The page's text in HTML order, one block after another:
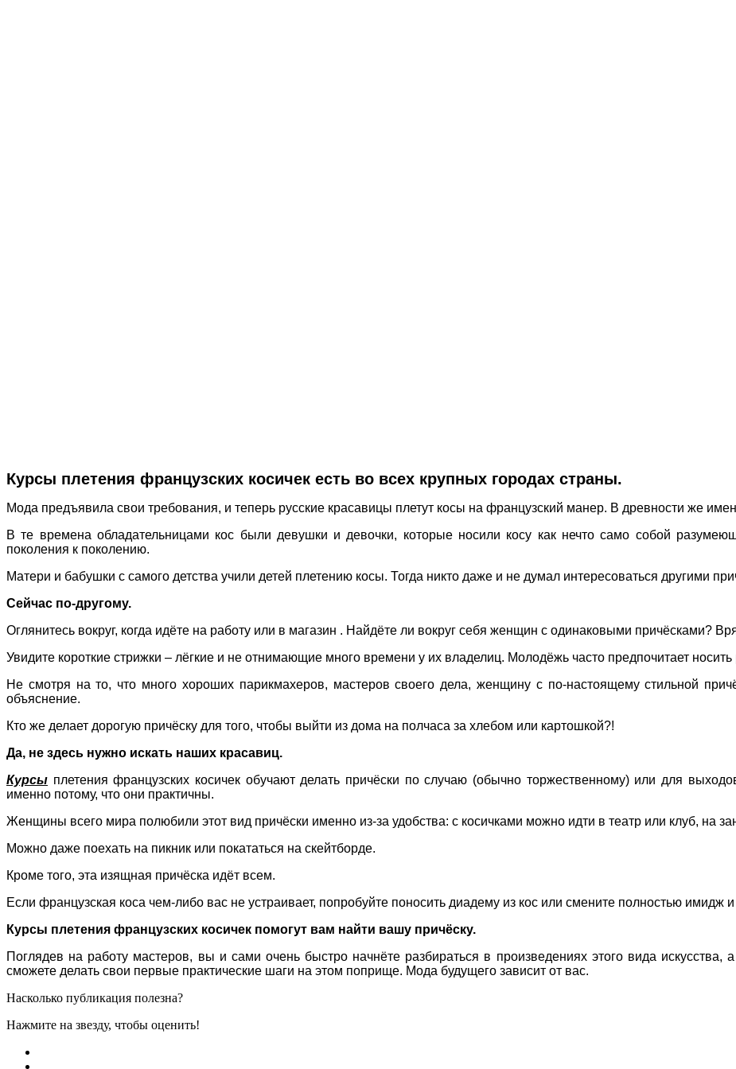
Курсы плетения французских косичек есть во всех крупных городах страны.
Мода предъявила свои требования, и теперь русские красавицы плетут косы на французский манер. В древности же
В те времена обладательницами кос были девушки и девочки, которые носили косу как нечто само собой
поколения к поколению.
Матери и бабушки с самого детства учили детей плетению косы. Тогда никто даже и не думал интересоваться другими
Сейчас по-другому.
Оглянитесь вокруг, когда идёте на работу или в магазин . Найдёте ли вокруг себя женщин с одинаковыми причёсками?
Увидите короткие стрижки – лёгкие и не отнимающие много времени у их владелиц. Молодёжь часто предпочитает
Не смотря на то, что много хороших парикмахеров, мастеров своего дела, женщину с по-настоящему стильной
объяснение.
Кто же делает дорогую причёску для того, чтобы выйти из дома на полчаса за хлебом или картошкой?!
Да, не здесь нужно искать наших красавиц.
Курсы плетения французских косичек обучают делать причёски по случаю (обычно торжественному) или для
именно потому, что они практичны.
Женщины всего мира полюбили этот вид причёски именно из-за удобства: с косичками можно идти в театр или клуб, на
Можно даже поехать на пикник или покататься на скейтборде.
Кроме того, эта изящная причёска идёт всем.
Если французская коса чем-либо вас не устраивает, попробуйте поносить диадему из кос или смените полностью имидж
Курсы плетения французских косичек помогут вам найти вашу причёску.
Поглядев на работу мастеров, вы и сами очень быстро начнёте разбираться в произведениях этого вида
сможете делать свои первые практические шаги на этом поприще. Мода будущего зависит от вас.
Насколько публикация полезна?
Нажмите на звезду, чтобы оценить!